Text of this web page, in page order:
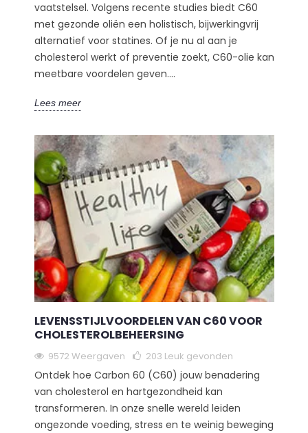
vaatstelsel. Volgens recente studies biedt C60
met gezonde oliën een holistisch, bijwerkingvrij
alternatief voor statines. Of je nu al aan je
cholesterol werkt of preventie zoekt, C60-olie kan
meetbare voordelen geven....
Lees meer
LEVENSSTIJLVOORDELEN VAN C60 VOOR
CHOLESTEROLBEHEERSING
9572 Weergaven 203 Leuk gevonden
Ontdek hoe Carbon 60 (C60) jouw benadering
van cholesterol en hartgezondheid kan
transformeren. In onze snelle wereld leiden
ongezonde voeding, stress en te weinig beweging